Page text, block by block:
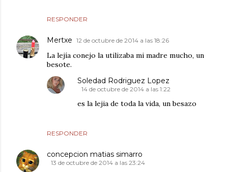
RESPONDER
Mertxe 12 de octubre de 2014 a las 18:26
La lejía conejo la utilizaba mi madre mucho, un
besote.
RESPONDER
Soledad Rodriguez Lopez
14 de octubre de 2014 a las 1:22
es la lejia de toda la vida, un besazo
concepcion matias simarro
13 de octubre de 2014 a las 23:24